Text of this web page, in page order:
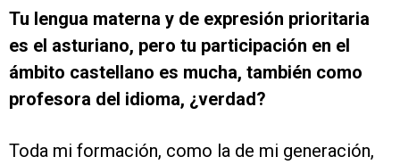
Tu lengua materna y de expresión prioritaria
es el asturiano, pero tu participación en el
ámbito castellano es mucha, también como
profesora del idioma, ¿verdad?
Toda mi formación, como la de mi generación,